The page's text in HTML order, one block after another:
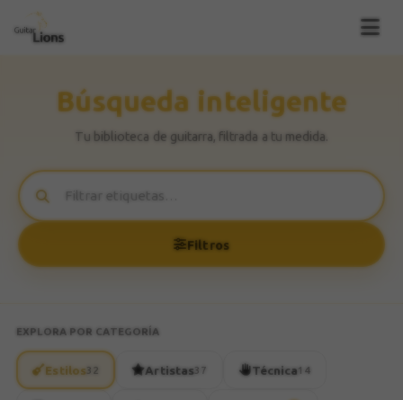
Búsqueda inteligente
Tu biblioteca de guitarra, filtrada a tu medida.
Filtros
EXPLORA POR CATEGORÍA
Estilos32 Artistas37 Técnica14